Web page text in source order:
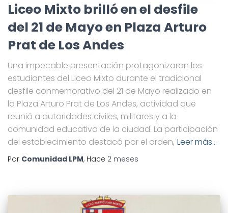
Liceo Mixto brilló en el desfile
del 21 de Mayo en Plaza Arturo
Prat de Los Andes
Una impecable presentación protagonizaron los
estudiantes del Liceo Mixto durante el tradicional
desfile conmemorativo del 21 de Mayo realizado en
la Plaza Arturo Prat de Los Andes, actividad que
reunió a autoridades civiles, militares y a la
comunidad educativa de la ciudad. La participación
del establecimiento destacó por el orden, Leer más…
Por Comunidad LPM, Hace 2 meses